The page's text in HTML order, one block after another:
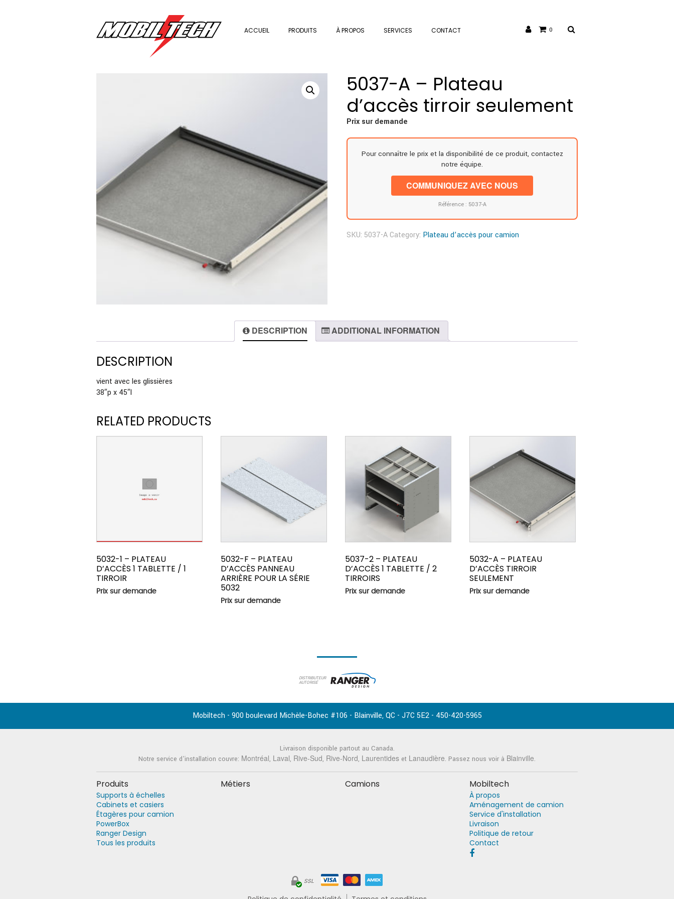
ACCUEIL PRODUITS À PROPOS SERVICES CONTACT 0
5037-A – Plateau
d’accès tirroir seulement
Prix sur demande
Pour connaître le prix et la disponibilité de ce produit, contactez
notre équipe.
COMMUNIQUEZ AVEC NOUS
Référence : 5037-A
SKU: 5037-A Category: Plateau d’accès pour camion
DESCRIPTION ADDITIONAL INFORMATION
DESCRIPTION
vient avec les glissières
38″p x 45″l
RELATED PRODUCTS
5032-1 – PLATEAU
D’ACCÈS 1 TABLETTE / 1
TIRROIR
Prix sur demande
5032-F – PLATEAU
D’ACCÈS PANNEAU
ARRIÈRE POUR LA SÉRIE
5032
Prix sur demande
5037-2 – PLATEAU
D’ACCÈS 1 TABLETTE / 2
TIRROIRS
Prix sur demande
5032-A – PLATEAU
D’ACCÈS TIRROIR
SEULEMENT
Prix sur demande
DISTRIBUTEUR
AUTORISÉ
Mobiltech - 900 boulevard Michèle-Bohec #106 - Blainville,QC - J7C 5E2- 450-420-5965
Livraison disponible partout au Canada.
Notre service d'installation couvre: Montréal, Laval, Rive-Sud, Rive-Nord, Laurentides et Lanaudière. Passez nous voir à Blainville.
Produits
Supports à échelles
Cabinets et casiers
Étagères pour camion
PowerBox
Ranger Design
Tous les produits
Métiers Camions Mobiltech
À propos
Aménagement de camion
Service d'installation
Livraison
Politique de retour
Contact
SSL